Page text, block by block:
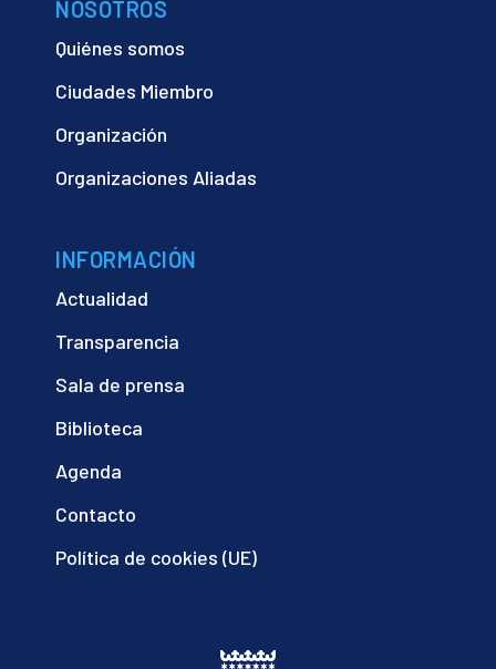
NOSOTROS
Quiénes somos
Ciudades Miembro
Organización
Organizaciones Aliadas
INFORMACIÓN
Actualidad
Transparencia
Sala de prensa
Biblioteca
Agenda
Contacto
Política de cookies (UE)